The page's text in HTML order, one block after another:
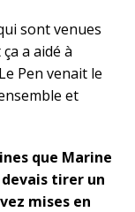
sont venues
a aidé à
Pen venait le
et
que Marine
tirer un
mises en